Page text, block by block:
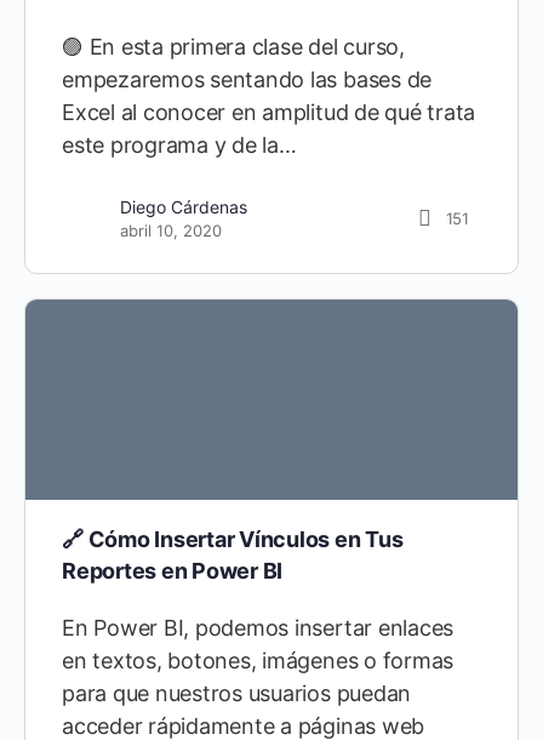
🟣 En esta primera clase del curso,
empezaremos sentando las bases de
Excel al conocer en amplitud de qué trata
este programa y de la…
Diego Cárdenas
abril 10, 2020
151
🔗 Cómo Insertar Vínculos en Tus
Reportes en Power BI
En Power BI, podemos insertar enlaces
en textos, botones, imágenes o formas
para que nuestros usuarios puedan
acceder rápidamente a páginas web